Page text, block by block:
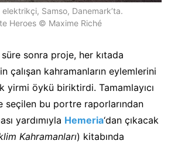
elektrikçi, Samso, Danemark’ta.
Heroes © Maxime Riché
sonra proje, her kıtada
çalışan kahramanların eylemlerini
yirmi öykü biriktirdi. Tamamlayıcı
seçilen bu portre raporlarından
yardımıyla Hemeria‘dan çıkacak
Kahramanları) kitabında